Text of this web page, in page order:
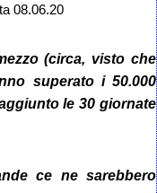
08.06.20
(circa, visto che
superato i 50.000
le 30 giornate
ce ne sarebbero